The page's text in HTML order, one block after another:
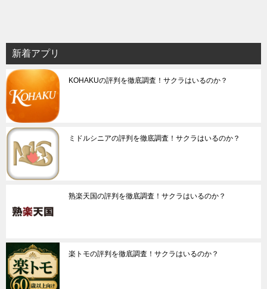
新着アプリ
KOHAKUの評判を徹底調査！サクラはいるのか？
ミドルシニアの評判を徹底調査！サクラはいるのか？
熟楽天国の評判を徹底調査！サクラはいるのか？
楽トモの評判を徹底調査！サクラはいるのか？